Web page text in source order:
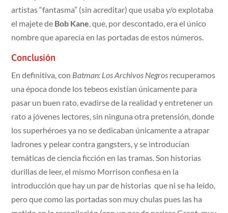
artistas “fantasma” (sin acreditar) que usaba y/o explotaba
el majete de Bob Kane, que, por descontado, era el único
nombre que aparecía en las portadas de estos números.
Conclusión
En definitiva, con Batman: Los Archivos Negros recuperamos
una época donde los tebeos existían únicamente para
pasar un buen rato, evadirse de la realidad y entretener un
rato a jóvenes lectores, sin ninguna otra pretensión, donde
los superhéroes ya no se dedicaban únicamente a atrapar
ladrones y pelear contra gangsters, y se introducían
temáticas de ciencia ficción en las tramas. Son historias
durillas de leer, el mismo Morrison confiesa en la
introducción que hay un par de historias que ni se ha leído,
pero que como las portadas son muy chulas pues las ha